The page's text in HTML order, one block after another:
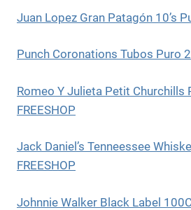
Juan Lopez Gran Patagón 10’s
Punch Coronations Tubos Puro
Romeo Y Julieta Petit Churchills
FREESHOP
Jack Daniel’s Tenneessee
FREESHOP
Johnnie Walker Black Label